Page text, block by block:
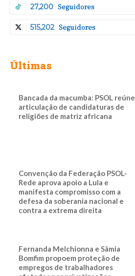
27,200 Seguidores
515,202 Seguidores
Últimas
Bancada da macumba: PSOL reúne
articulação de candidaturas de
religiões de matriz africana
Convenção da Federação PSOL-
Rede aprova apoio a Lula e
manifesta compromisso com a
defesa da soberania nacional e
contra a extrema direita
Fernanda Melchionna e Sâmia
Bomfim propoem proteção de
empregos de trabalhadores